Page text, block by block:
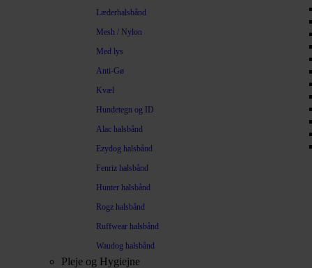
Læderhalsbånd
Mesh / Nylon
Med lys
Anti-Gø
Kvæl
Hundetegn og ID
Alac halsbånd
Ezydog halsbånd
Fenriz halsbånd
Hunter halsbånd
Rogz halsbånd
Ruffwear halsbånd
Waudog halsbånd
Pleje og Hygiejne